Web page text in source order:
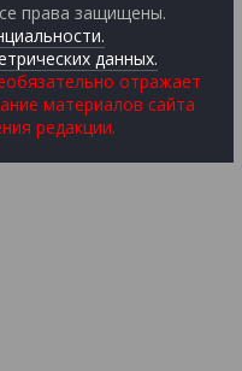
права защищены.
данных.
отражает
материалов сайта
редакции.